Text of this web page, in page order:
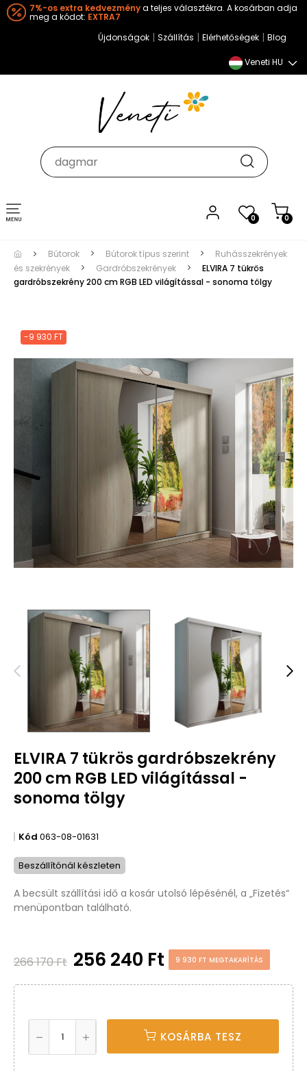
7%-os extra kedvezménya teljes választékra. A kosárban adja
meg a kódot: EXTRA7
Újdonságok | Szállítás | Elérhetőségek | Blog
Veneti HU
0 0
Toggle
navigation
Bútorok Bútorok típus szerint
Ruhásszekrények
és szekrények
Gardróbszekrények
ELVIRA 7 tükrös
gardróbszekrény 200 cm RGB LED világítással - sonoma tölgy
-9 930 FT
ELVIRA 7 tükrös gardróbszekrény
200 cm RGB LED világítással -
sonoma tölgy
Kód 063-08-01631
Beszállítónál készleten
A becsült szállítási idő a kosár utolsó lépésénél, a „Fizetés“
menüpontban található.
266 170 Ft 256 240 Ft 9 930 FT MEGTAKARÍTÁS
KOSÁRBA TESZ